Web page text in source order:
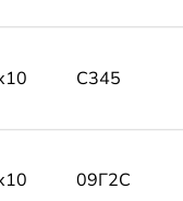
С345
09Г2С